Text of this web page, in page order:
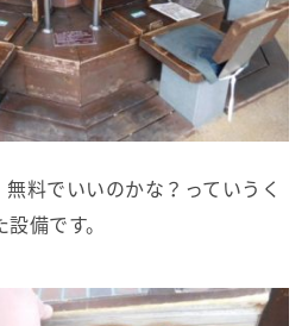
料でいいのかな？っていうく
備です。